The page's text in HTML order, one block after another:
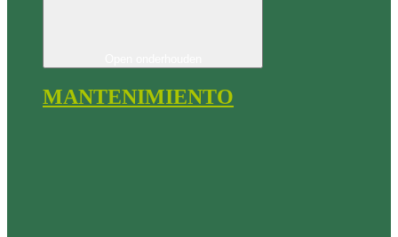
MANTENIMIENTO